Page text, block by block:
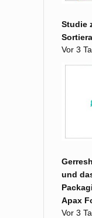
Studie
Vor 3
und
Apax
Vor 3